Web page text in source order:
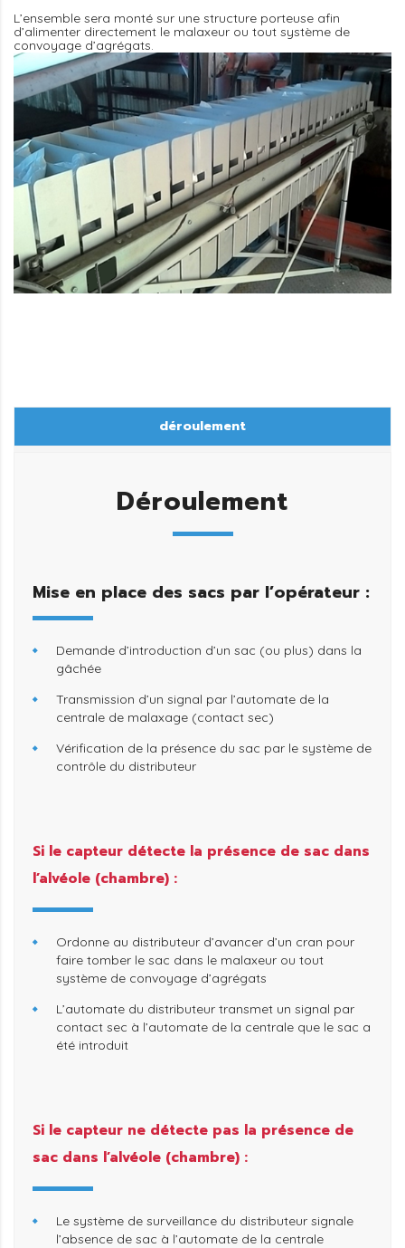
L’ensemble sera monté sur une structure porteuse afin
d’alimenter directement le malaxeur ou tout système de
convoyage d’agrégats.
déroulement
Déroulement
Mise en place des sacs par l’opérateur :
Demande d’introduction d’un sac (ou plus) dans la
gâchée
Transmission d’un signal par l’automate de la
centrale de malaxage (contact sec)
Vérification de la présence du sac par le système de
contrôle du distributeur
Si le capteur détecte la présence de sac dans
l’alvéole (chambre) :
Ordonne au distributeur d’avancer d’un cran pour
faire tomber le sac dans le malaxeur ou tout
système de convoyage d’agrégats
L’automate du distributeur transmet un signal par
contact sec à l’automate de la centrale que le sac a
été introduit
Si le capteur ne détecte pas la présence de
sac dans l’alvéole (chambre) :
Le système de surveillance du distributeur signale
l’absence de sac à l’automate de la centrale